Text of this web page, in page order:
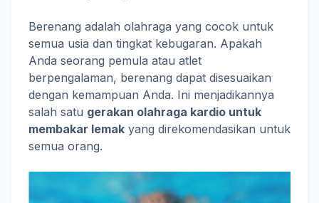
Berenang adalah olahraga yang cocok untuk
semua usia dan tingkat kebugaran. Apakah
Anda seorang pemula atau atlet
berpengalaman, berenang dapat disesuaikan
dengan kemampuan Anda. Ini menjadikannya
salah satu gerakan olahraga kardio untuk
membakar lemak yang direkomendasikan untuk
semua orang.